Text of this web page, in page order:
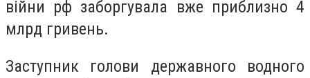
війни рф заборгувала вже приблизно 4
млрд гривень.
Заступник голови державного водного